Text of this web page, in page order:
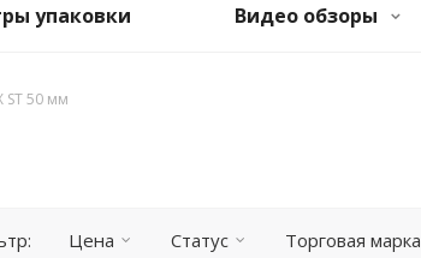
упаковки Видео обзоры
ST 50 мм
Цена Статус Торговая марка